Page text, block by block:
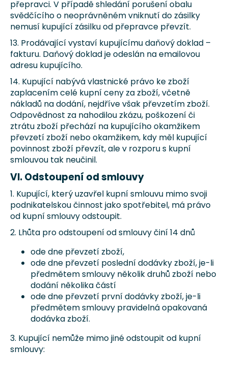
přepravci. V případě shledání porušení obalu
svědčícího o neoprávněném vniknutí do zásilky
nemusí kupující zásilku od přepravce převzít.
13. Prodávající vystaví kupujícímu daňový doklad –
fakturu. Daňový doklad je odeslán na emailovou
adresu kupujícího.
14. Kupující nabývá vlastnické právo ke zboží
zaplacením celé kupní ceny za zboží, včetně
nákladů na dodání, nejdříve však převzetím zboží.
Odpovědnost za nahodilou zkázu, poškození či
ztrátu zboží přechází na kupujícího okamžikem
převzetí zboží nebo okamžikem, kdy měl kupující
povinnost zboží převzít, ale v rozporu s kupní
smlouvou tak neučinil.
VI. Odstoupení od smlouvy
1. Kupující, který uzavřel kupní smlouvu mimo svoji
podnikatelskou činnost jako spotřebitel, má právo
od kupní smlouvy odstoupit.
2. Lhůta pro odstoupení od smlouvy činí 14 dnů
ode dne převzetí zboží,
ode dne převzetí poslední dodávky zboží, je-li
předmětem smlouvy několik druhů zboží nebo
dodání několika částí
ode dne převzetí první dodávky zboží, je-li
předmětem smlouvy pravidelná opakovaná
dodávka zboží.
3. Kupující nemůže mimo jiné odstoupit od kupní
smlouvy: